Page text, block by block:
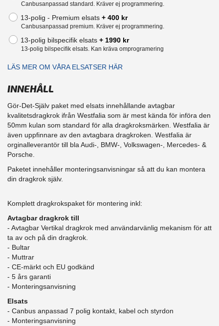
Canbusanpassad standard. Kräver ej programmering.
13-polig - Premium elsats + 400 kr
Canbusanpassad premium. Kräver ej programmering.
13-polig bilspecifik elsats + 1990 kr
13-polig bilspecifik elsats. Kan kräva omprogramering
LÄS MER OM VÅRA ELSATSER HÄR
INNEHÅLL
Gör-Det-Själv paket med elsats innehållande avtagbar
kvalitetsdragkrok ifrån Westfalia som är mest kända för införa den
50mm kulan som standard för alla dragkroksmärken. Westfalia är
även uppfinnare av den avtagbara dragkroken. Westfalia är
orginalleverantör till bla Audi-, BMW-, Volkswagen-, Mercedes- &
Porsche.
Paketet innehåller monteringsanvisningar så att du kan montera
din dragkrok själv.
Komplett dragkrokspaket för montering inkl:
Avtagbar dragkrok till
- Avtagbar Vertikal dragkrok med användarvänlig mekanism för att
ta av och på din dragkrok.
- Bultar
- Muttrar
- CE-märkt och EU godkänd
​- 5 års garanti
- Monteringsanvisning
Elsats
- Canbus anpassad 7 polig kontakt, kabel och styrdon
- Monteringsanvisning